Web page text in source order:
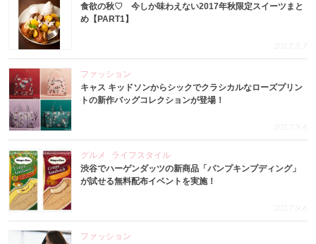
食欲の秋♡ 今しか味わえない2017年秋限定スイーツまと
め【PART1】
2017.9.7
ファッション
キャス キッドソンからシックでクラシカルなローズプリン
トの新作バッグコレクションが登場！
2017.9.6
グルメ
ライフスタイル
渋谷でハーゲンダッツの新商品「パンプキンプディング」
が試せる無料配布イベントを実施！
2017.9.6
ファッション